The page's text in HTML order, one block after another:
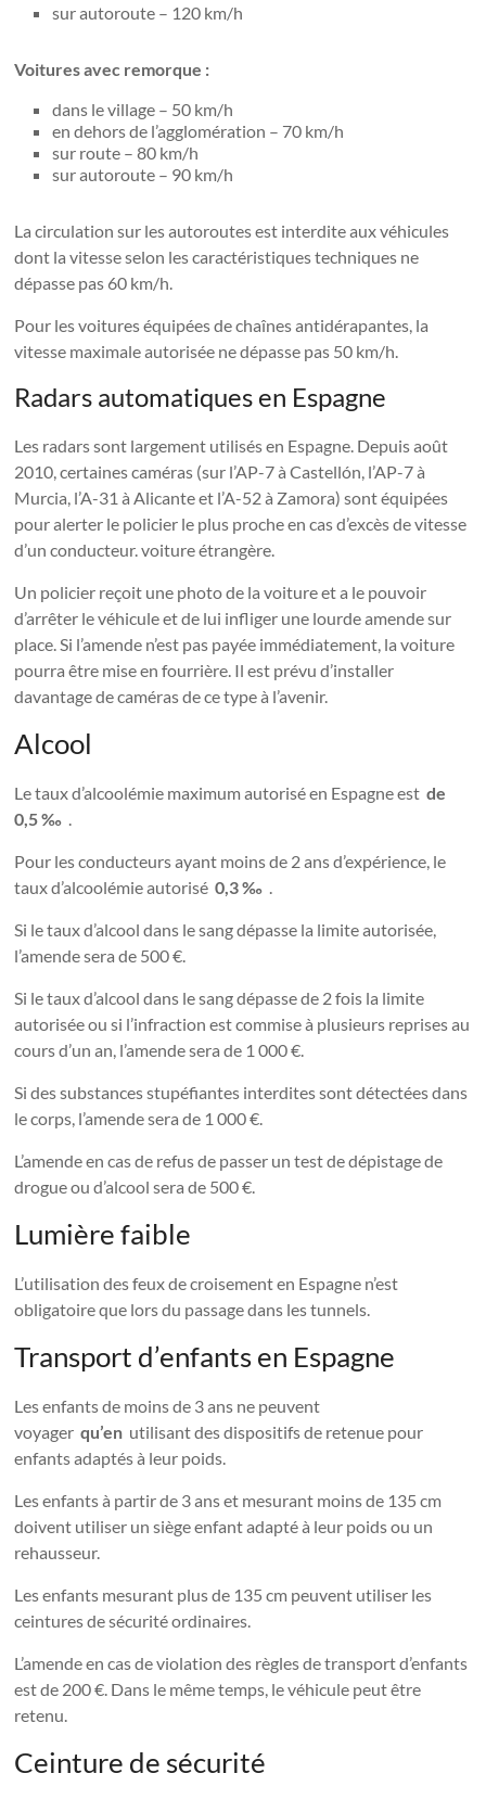
sur autoroute – 120 km/h
Voitures avec remorque :
dans le village – 50 km/h
en dehors de l’agglomération – 70 km/h
sur route – 80 km/h
sur autoroute – 90 km/h
La circulation sur les autoroutes est interdite aux véhicules
dont la vitesse selon les caractéristiques techniques ne
dépasse pas 60 km/h.
Pour les voitures équipées de chaînes antidérapantes, la
vitesse maximale autorisée ne dépasse pas 50 km/h.
Radars automatiques en Espagne
Les radars sont largement utilisés en Espagne. Depuis août
2010, certaines caméras (sur l’AP-7 à Castellón, l’AP-7 à
Murcia, l’A-31 à Alicante et l’A-52 à Zamora) sont équipées
pour alerter le policier le plus proche en cas d’excès de vitesse
d’un conducteur. voiture étrangère.
Un policier reçoit une photo de la voiture et a le pouvoir
d’arrêter le véhicule et de lui infliger une lourde amende sur
place. Si l’amende n’est pas payée immédiatement, la voiture
pourra être mise en fourrière. Il est prévu d’installer
davantage de caméras de ce type à l’avenir.
Alcool
Le taux d’alcoolémie maximum autorisé en Espagne estde
0,5 ‰
Pour les conducteurs ayant moins de 2 ans d’expérience, le
taux d’alcoolémie autorisé0,3 ‰
Si le taux d’alcool dans le sang dépasse la limite autorisée,
l’amende sera de 500 €.
Si le taux d’alcool dans le sang dépasse de 2 fois la limite
autorisée ou si l’infraction est commise à plusieurs reprises au
cours d’un an, l’amende sera de 1 000 €.
Si des substances stupéfiantes interdites sont détectées dans
le corps, l’amende sera de 1 000 €.
L’amende en cas de refus de passer un test de dépistage de
drogue ou d’alcool sera de 500 €.
Lumière faible
L’utilisation des feux de croisement en Espagne n’est
obligatoire que lors du passage dans les tunnels.
Transport d’enfants en Espagne
Les enfants de moins de 3 ans ne peuvent
voyagerqu’en utilisant des dispositifs de retenue pour
enfants adaptés à leur poids.
Les enfants à partir de 3 ans et mesurant moins de 135 cm
doivent utiliser un siège enfant adapté à leur poids ou un
rehausseur.
Les enfants mesurant plus de 135 cm peuvent utiliser les
ceintures de sécurité ordinaires.
L’amende en cas de violation des règles de transport d’enfants
est de 200 €. Dans le même temps, le véhicule peut être
retenu.
Ceinture de sécurité